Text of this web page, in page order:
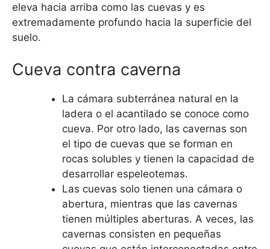
eleva hacia arriba como las cuevas y es
extremadamente profundo hacia la superficie del
suelo.
Cueva contra caverna
La cámara subterránea natural en la
ladera o el acantilado se conoce como
cueva. Por otro lado, las cavernas son
el tipo de cuevas que se forman en
rocas solubles y tienen la capacidad de
desarrollar espeleotemas.
Las cuevas solo tienen una cámara o
abertura, mientras que las cavernas
tienen múltiples aberturas. A veces, las
cavernas consisten en pequeñas